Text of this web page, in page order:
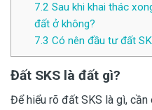
7.2 Sau khi khai thác
đất ở không?
7.3 Có nên đầu tư đất
Đất SKS là đất gì?
Để hiểu rõ đất SKS là gì,